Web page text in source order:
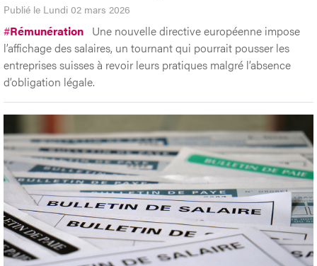
Publié le Lundi 02 mars 2026
#Rémunération Une nouvelle directive européenne impose
l’affichage des salaires, un tournant qui pourrait pousser les
entreprises suisses à revoir leurs pratiques malgré l’absence
d’obligation légale.